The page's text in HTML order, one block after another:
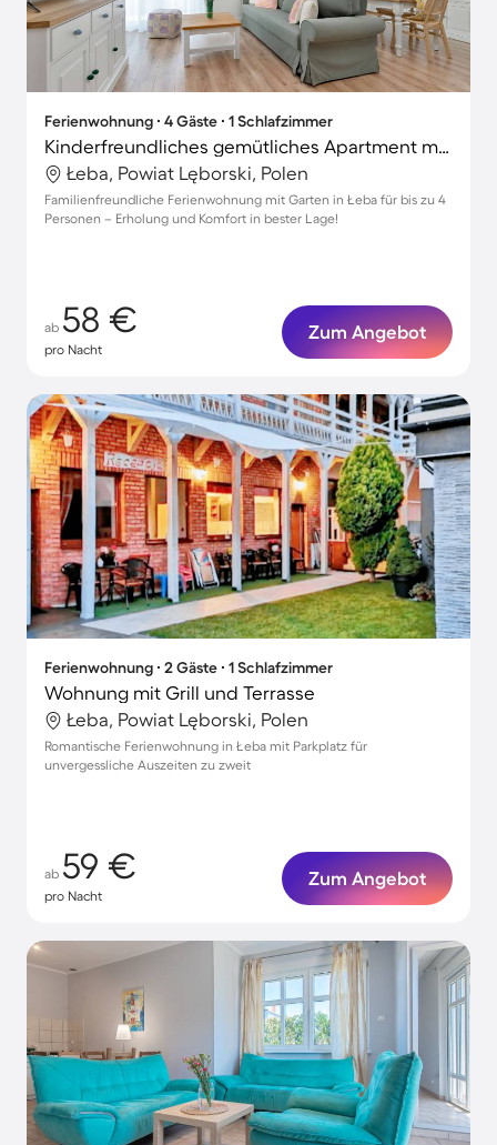
Ferienwohnung ∙ 4 Gäste ∙ 1 Schlafzimmer
Kinderfreundliches gemütliches Apartment mit Garten | Stadtblick
Łeba, Powiat Lęborski, Polen
Familienfreundliche Ferienwohnung mit Garten in Łeba für bis zu 4
Personen – Erholung und Komfort in bester Lage!
ab 58 €
pro Nacht
Zum Angebot
Ferienwohnung ∙ 2 Gäste ∙ 1 Schlafzimmer
Wohnung mit Grill und Terrasse
Łeba, Powiat Lęborski, Polen
Romantische Ferienwohnung in Łeba mit Parkplatz für
unvergessliche Auszeiten zu zweit
ab 59 €
pro Nacht
Zum Angebot